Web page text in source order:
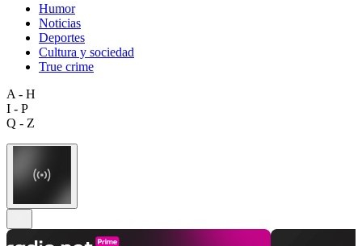
Humor
Noticias
Deportes
Cultura y sociedad
True crime
A - H
I - P
Q - Z